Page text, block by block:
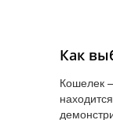
Как
Кошелек